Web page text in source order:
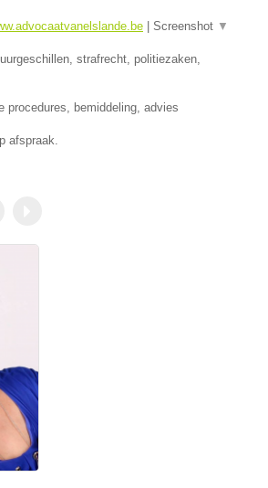
Screenshot ▼
strafrecht, politiezaken,
procedures, bemiddeling, advies
afspraak.